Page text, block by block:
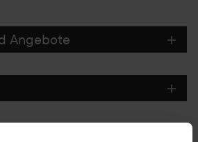
Angebote